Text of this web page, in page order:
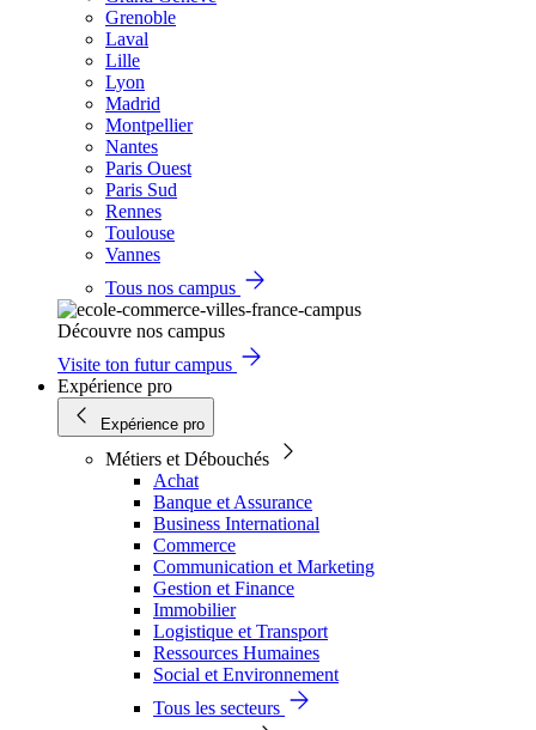
Grenoble
Laval
Lille
Lyon
Madrid
Montpellier
Nantes
Paris Ouest
Paris Sud
Rennes
Toulouse
Vannes
Tous nos campus
Découvre nos campus
Visite ton futur campus
Expérience pro
Expérience pro
Métiers et Débouchés
Achat
Banque et Assurance
Business International
Commerce
Communication et Marketing
Gestion et Finance
Immobilier
Logistique et Transport
Ressources Humaines
Social et Environnement
Tous les secteurs